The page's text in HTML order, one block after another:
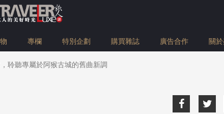
專欄 特別企劃 購買雜誌 廣告合作 關
聆聽專屬於阿猴古城的舊曲新調